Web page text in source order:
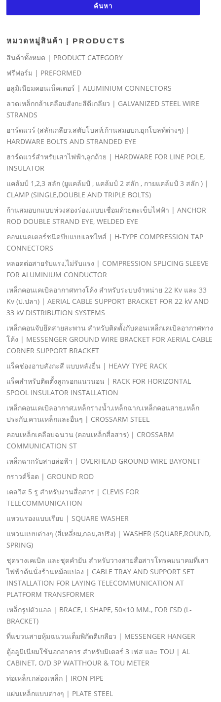
หมวดหมู่สินค้า | PRODUCTS
สินค้าทั้งหมด | PRODUCT CATEGORY
ฟรีฟอร์ม | PREFORMED
อลูมิเนียมคอนเน็คเตอร์ | ALUMINIUM CONNECTORS
ลวดเหล็กกล้าเคลือบสังกะสีตีเกลียว | GALVANIZED STEEL WIRE
STRANDS
ฮาร์ดแวร์ (สลักเกลียว,สตับโบลท์,ก้านสมอบก,ฮุกโบลท์ต่างๆ) |
HARDWARE BOLTS AND STRANDED EYE
ฮาร์ดแวร์สําหรับเสาไฟฟ้า,ลูกถ้วย | HARDWARE FOR LINE POLE,
INSULATOR
แคล้มป์ 1,2,3 สลัก (ยูแคล้มป์ , แคล้มป์ 2 สลัก , กายแคล้มป์ 3 สลัก ) |
CLAMP (SINGLE,DOUBLE AND TRIPLE BOLTS)
ก้านสมอบกแบบห่วงสองร่อง,แบบเชื่อมด้วยตะเข็บไฟฟ้า | ANCHOR
ROD DOUBLE STRAND EYE, WELDED EYE
คอนเนคเตอร์ชนิดบีบแบบเอชไทส์ | H-TYPE COMPRESSION TAP
CONNECTORS
หลอดต่อสายรับแรง,ไม่รับแรง | COMPRESSION SPLICING SLEEVE
FOR ALUMINIUM CONDUCTOR
เหล็กคอนเคเบิลอากาศทางโค้ง สําหรับระบบจําหน่าย 22 Kv และ 33
Kv (ป.ปลา) | AERIAL CABLE SUPPORT BRACKET FOR 22 kV AND
33 kV DISTRIBUTION SYSTEMS
เหล็กคอนจับยึดสายสะพาน สําหรับติดตั้งกับคอนเหล็กเคเบิลอากาศทาง
โค้ง | MESSENGER GROUND WIRE BRACKET FOR AERIAL CABLE
CORNER SUPPORT BRACKET
แร็คช่องอาบสังกะสี แบบหลังยื่น | HEAVY TYPE RACK
แร็คสําหรับติดตั้งลูกรอกแนวนอน | RACK FOR HORIZONTAL
SPOOL INSULATOR INSTALLATION
เหล็กคอนเคเบิลอากาศ,เหล็กรางนํ้า,เหล็กฉาก,เหล็กคอนสาย,เหล็ก
ประกับ,คานเหล็กและอื่นๆ | CROSSARM STEEL
คอนเหล็กเคลือบฉนวน (คอนเหล็กสื่อสาร) | CROSSARM
COMMUNICATION ST
เหล็กฉากรับสายล่อฟ้า | OVERHEAD GROUND WIRE BAYONET
กราวด์ร็อด | GROUND ROD
เคลวิส 5 รู สําหรับงานสื่อสาร | CLEVIS FOR
TELECOMMUNICATION
แหวนรองแบบเรียบ | SQUARE WASHER
แหวนแบบต่างๆ (สี่เหลี่ยม,กลม,สปริง) | WASHER (SQUARE,ROUND,
SPRING)
ชุดรางเคเบิล และชุดคํายัน สําหรับวางสายสื่อสารโทรคมนาคมที่เสา
ไฟฟ้าต้นนั่งร้านหม้อแปลง | CABLE TRAY AND SUPPORT SET
INSTALLATION FOR LAYING TELECOMMUNICATION AT
PLATFORM TRANSFORMER
เหล็กรูปตัวแอล | BRACE, L SHAPE, 50×10 MM., FOR FSD (L-
BRACKET)
ที่แขวนสายหุ้มฉนวนเต็มพิกัดตีเกลียว | MESSENGER HANGER
ตู้อลูมิเนียมใช้นอกอาคาร สําหรับมิเตอร์ 3 เฟส และ TOU | AL
CABINET, O/D 3P WATTHOUR & TOU METER
ท่อเหล็ก,กล่องเหล็ก | IRON PIPE
แผ่นเหล็กแบบต่างๆ | PLATE STEEL